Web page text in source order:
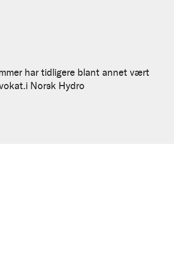
har tidligere blant annet vært
Norsk Hydro